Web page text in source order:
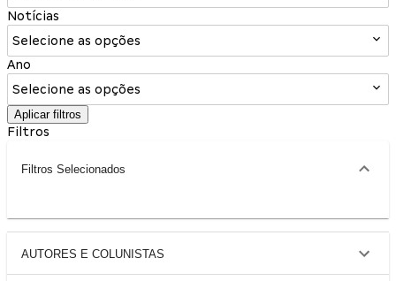
Notícias
Selecione as opções
Ano
Selecione as opções
Aplicar filtros
Filtros
Filtros Selecionados
AUTORES E COLUNISTAS